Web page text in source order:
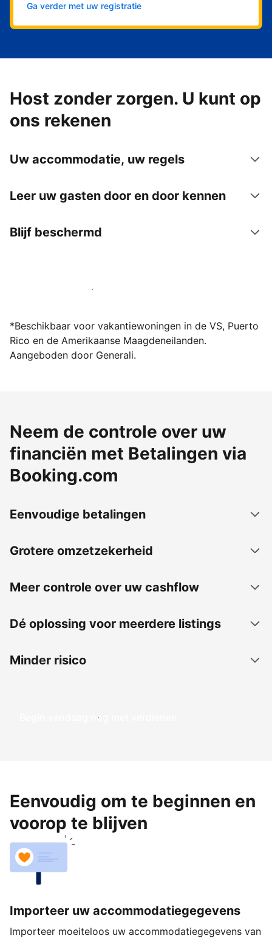
Ga verder met uw registratie
Host zonder zorgen. U kunt op
ons rekenen
Uw accommodatie, uw regels
Leer uw gasten door en door kennen
Blijf beschermd
Word vandaag nog host bij ons
*Beschikbaar voor vakantiewoningen in de VS, Puerto
Rico en de Amerikaanse Maagdeneilanden.
Aangeboden door Generali.
Neem de controle over uw
financiën met Betalingen via
Booking.com
Eenvoudige betalingen
Grotere omzetzekerheid
Meer controle over uw cashflow
Dé oplossing voor meerdere listings
Minder risico
Begin vandaag nog met verdienen
Eenvoudig om te beginnen en
voorop te blijven
Importeer uw accommodatiegegevens
Importeer moeiteloos uw accommodatiegegevens van